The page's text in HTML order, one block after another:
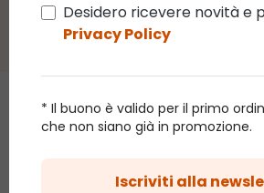
Desidero ricevere novità e
Privacy Policy
* Il buono è valido per il primo
che non siano già in promozione.
Iscriviti alla
Chi ha acquistato
articolo ha